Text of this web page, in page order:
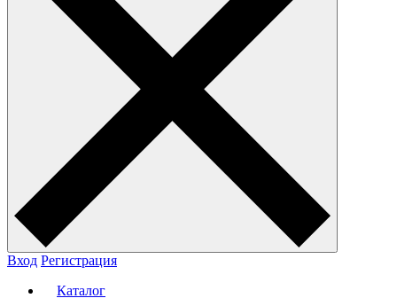
Вход Регистрация
Каталог